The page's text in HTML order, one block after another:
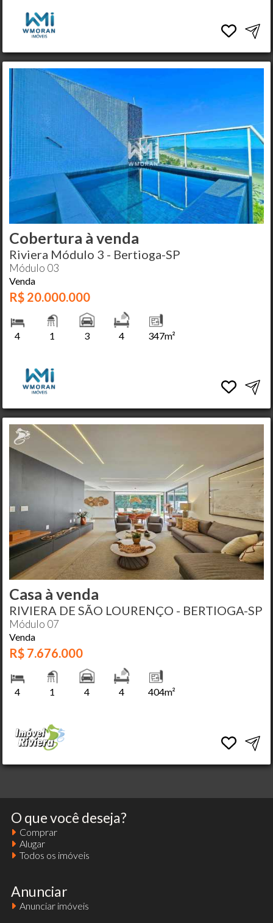
Cobertura à venda
Riviera Módulo 3 - Bertioga-SP
Módulo 03
Venda
R$ 20.000.000
4 1 3 4 347m²
Casa à venda
RIVIERA DE SÃO LOURENÇO - BERTIOGA-SP
Módulo 07
Venda
R$ 7.676.000
4 1 4 4 404m²
O que você deseja?
Comprar
Alugar
Todos os imóveis
Anunciar
Anunciar imóveis